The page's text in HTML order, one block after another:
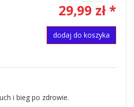
29,99 zł *
dodaj do koszyka
i bieg po zdrowie.